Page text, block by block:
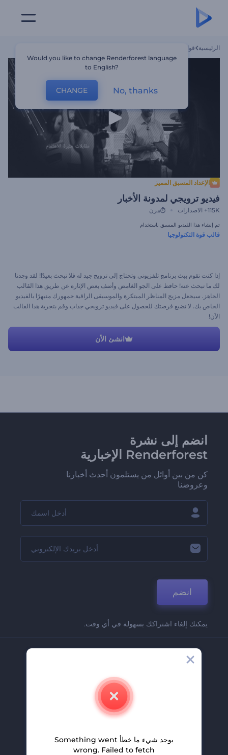
الرئيسية قوالب
الإعداد المسبق المميز
فيديو ترويجي لمدونة الأخبار
115K+ الاصدارات مرن
تم إنشاء هذا الفيديو المسبق باستخدام
قالب قوة التكنولوجيا
إذا كنت تقوم ببث برنامج تلفزيوني وتحتاج إلى ترويج جيد له فلا تبحث بعيدًا! لقد وجدنا
لك ما تبحث عنه! حافظ على الجو الغامض وأضف بعض الإثارة عن طريق هذا القالب
الجاهز. سيجعل مزيج المناظر المبتكرة والموسيقى الراقية جمهورك منبهرًا بالفيديو
الخاص بك. لا تضيع فرصتك للحصول على فيديو ترويجي جذاب وقم بتجربة هذا القالب
الآن!
انشئ الأن
انضم إلى نشرة
Renderforest الإخبارية
كن من بين أوائل من يستلمون أحدث أخبارنا
وعروضنا
انضم
يمكنك إلغاء اشتراكك بسهولة في أي وقت.
اتصل بنا
وظائف
برنامج الإحالة
Would you like to change Renderforest language
to English?
CHANGE No, thanks
يوجد شيء ما خطأ Something went
wrong. Failed to fetch